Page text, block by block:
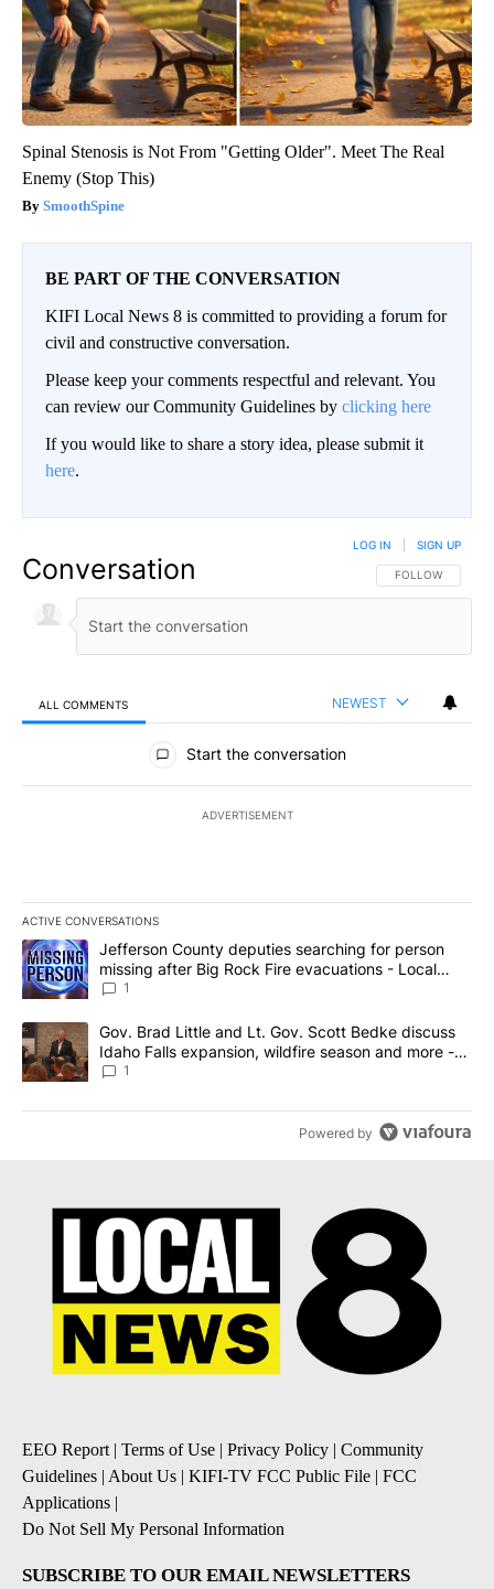
Spinal Stenosis is Not From "Getting Older". Meet The Real
Enemy (Stop This)
SmoothSpine
BE PART OF THE CONVERSATION
KIFI Local News 8 is committed to providing a forum for
civil and constructive conversation.
Please keep your comments respectful and relevant. You
can review our Community Guidelines by clicking here
If you would like to share a story idea, please submit it
here.
Conversation FOLLOW THIS
FOLLOW
LOG IN SIGN UP
ALL COMMENTS NEWEST
All Comments
Start the conversation
ADVERTISEMENT
ACTIVE CONVERSATIONS
The following is a list of the most commented articles in the last
A trending article titled "Jefferson County deputies searching
Jefferson County deputies searching for person
missing after Big Rock Fire evacuations - Local
News 8
1
A trending article titled "Gov. Brad Little and Lt. Gov. Scott
Gov. Brad Little and Lt. Gov. Scott Bedke discuss
Idaho Falls expansion, wildfire season and more -
Local News 8
1
Powered by
EEO Report | Terms of Use | Privacy Policy | Community
Guidelines | About Us | KIFI-TV FCC Public File | FCC
Applications |
Do Not Sell My Personal Information
SUBSCRIBE TO OUR EMAIL NEWSLETTERS